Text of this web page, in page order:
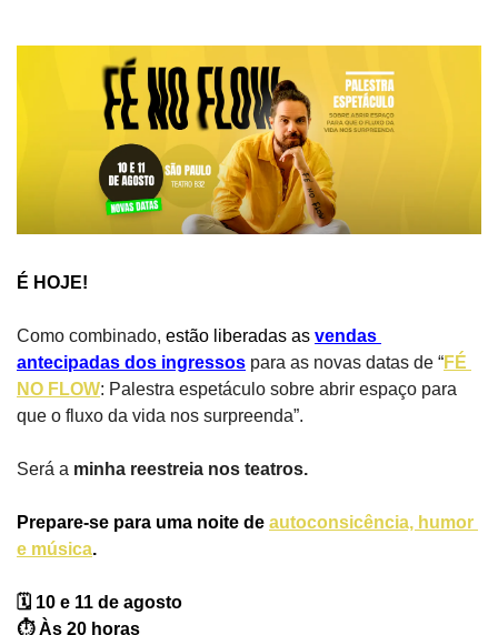
É HOJE!
Como combinado, estão liberadas as vendas
antecipadas dos ingressos para as novas datas de “FÉ
NO FLOW: Palestra espetáculo sobre abrir espaço para
que o fluxo da vida nos surpreenda”.
Será a minha reestreia nos teatros.
Prepare-se para uma noite de autoconsicência, humor
e música.
🗓️ 10 e 11 de agosto
⏱️ Às 20 horas